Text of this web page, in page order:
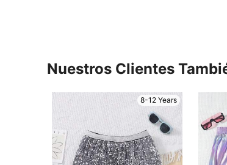
Nuestros Clientes
8-12 Years